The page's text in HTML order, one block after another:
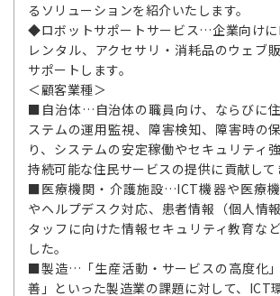
るソリューションを紹介いたします。
◆ロボットサポートサービス…企業向け
レンタル、アクセサリ・消耗品のウェブ
サポートします。
＜顧客業種＞
■自治体…自治体の職員向け、ならびに
ステムの運用監視、障害検知、障害時の
り、システムの安定稼働やセキュリティ
持続可能な住民サービスの提供に貢献して
■医療機関・介護施設…ICT機器や医療
やヘルプデスク対応、患者情報（個人情
タッフに向けた情報セキュリティ教育な
した。
■製造…「生産活動・サービスの高度化
善」といった製造業の課題に対して、ICT